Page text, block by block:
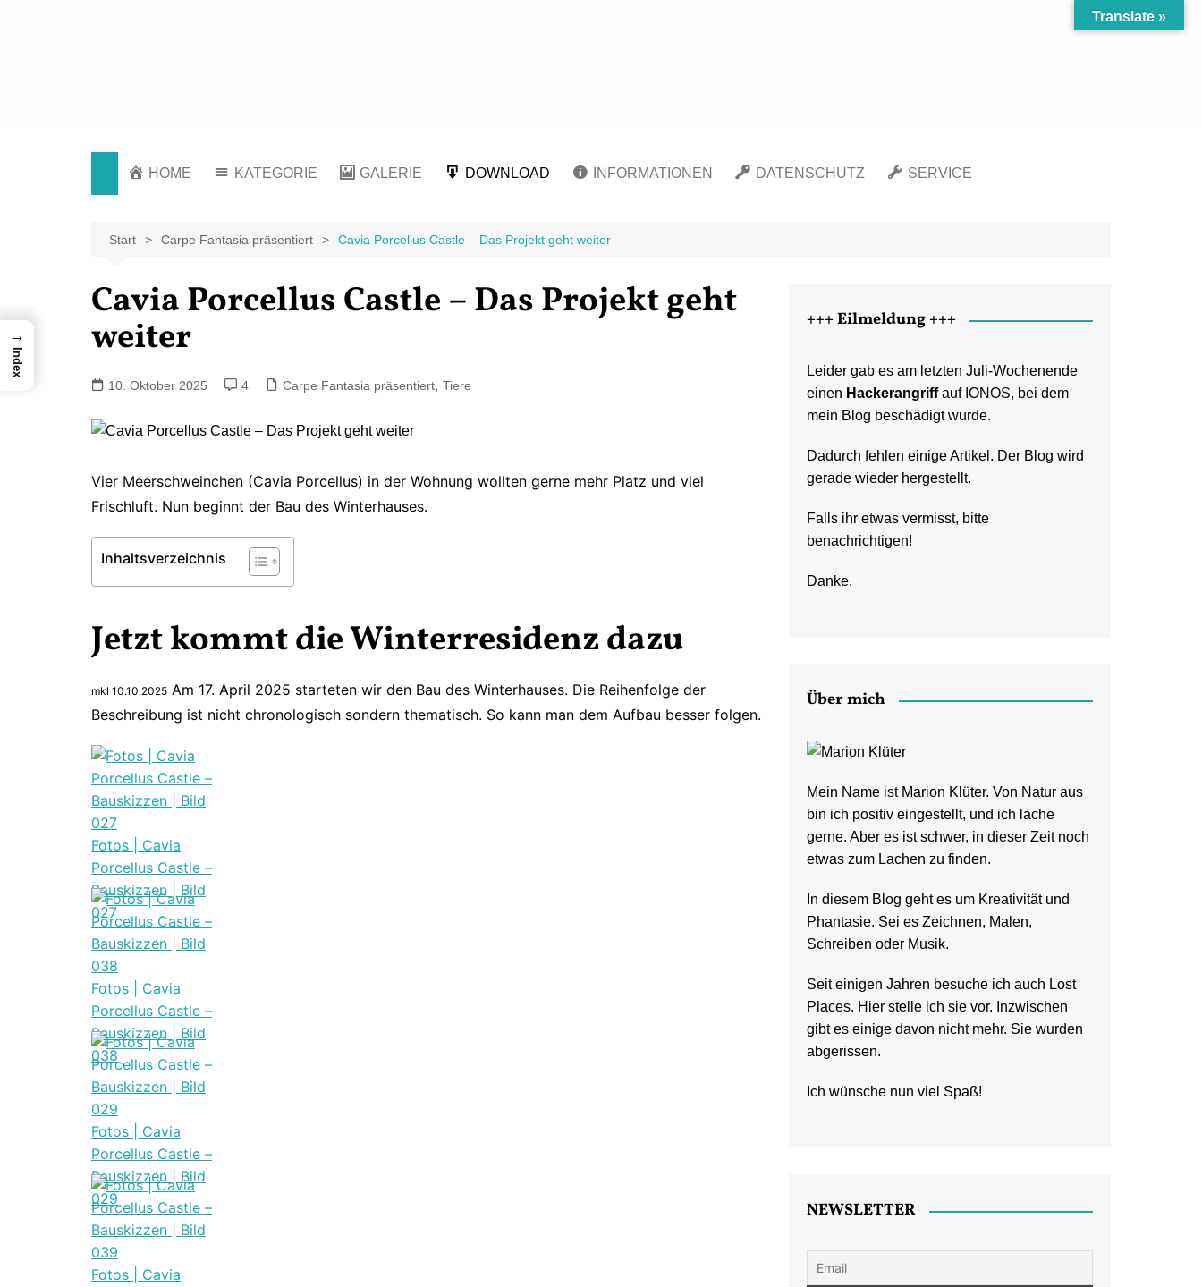
HOME KATEGORIE
Literatur
Tiere
Burgen und Schlösser
Städte und
GALERIE
Zeichnungen
DOWNLOAD
Infocard: Guinea Pig
Emergency
INFORMATIONEN
Über mich
Die Verwendung von
WordPress in meinem Blog
DATENSCHUTZ SERVICE
Start Carpe Fantasia präsentiert Cavia Porcellus Castle – Das Projekt geht weiter
Cavia Porcellus Castle – Das Projekt geht
weiter
10. Oktober 2025 4 Carpe Fantasia präsentiert Tiere
Vier Meerschweinchen (Cavia Porcellus) in der Wohnung wollten gerne mehr Platz und viel
Frischluft. Nun beginnt der Bau des Winterhauses.
Inhaltsverzeichnis
Jetzt kommt die Winterresidenz dazu
mkl 10.10.2025 Am 17. April 2025 starteten wir den Bau des Winterhauses. Die Reihenfolge der
Beschreibung ist nicht chronologisch sondern thematisch. So kann man dem Aufbau besser folgen.
Fotos | Cavia
Porcellus Castle –
Bauskizzen | Bild
027
Fotos | Cavia
Porcellus Castle –
Bauskizzen | Bild
038
Fotos | Cavia
Porcellus Castle –
Bauskizzen | Bild
029
Fotos | Cavia
+++ Eilmeldung +++
Leider gab es am letzten Juli-Wochenende
einen Hackerangriffauf IONOS, bei dem
mein Blog beschädigt wurde.
Dadurch fehlen einige Artikel. Der Blog wird
gerade wieder hergestellt.
Falls ihr etwas vermisst, bitte
benachrichtigen!
Danke.
Über mich
Mein Name ist Marion Klüter. Von Natur aus
bin ich positiv eingestellt, und ich lache
gerne. Aber es ist schwer, in dieser Zeit noch
etwas zum Lachen zu finden.
In diesem Blog geht es um Kreativität und
Phantasie. Sei es Zeichnen, Malen,
Schreiben oder Musik.
Seit einigen Jahren besuche ich auch Lost
Places. Hier stelle ich sie vor. Inzwischen
gibt es einige davon nicht mehr. Sie wurden
abgerissen.
Ich wünsche nun viel Spaß!
NEWSLETTER
Translate »
→
Index